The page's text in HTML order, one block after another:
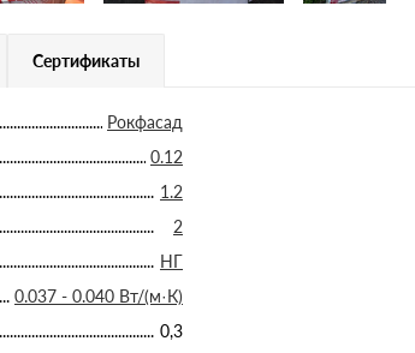
Сертификаты
Рокфасад
0.12
1.2
2
НГ
0.037 - 0.040 Вт/(м·К)
0,3